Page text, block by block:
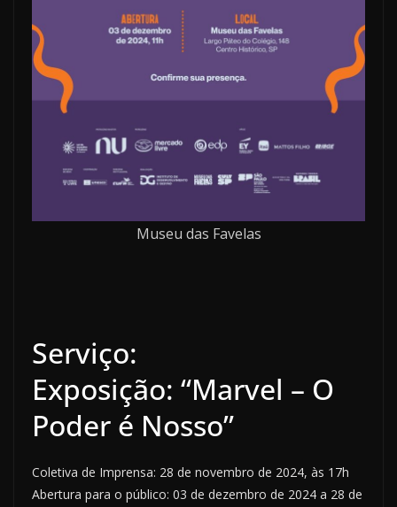
Museu das Favelas
Serviço:
Exposição: “Marvel – O
Poder é Nosso”
Coletiva de Imprensa: 28 de novembro de 2024, às 17h
Abertura para o público: 03 de dezembro de 2024 a 28 de